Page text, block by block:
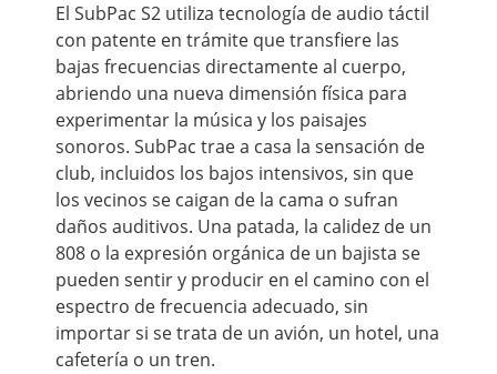
El SubPac S2 utiliza tecnología de audio táctil
con patente en trámite que transfiere las
bajas frecuencias directamente al cuerpo,
abriendo una nueva dimensión física para
experimentar la música y los paisajes
sonoros. SubPac trae a casa la sensación de
club, incluidos los bajos intensivos, sin que
los vecinos se caigan de la cama o sufran
daños auditivos. Una patada, la calidez de un
808 o la expresión orgánica de un bajista se
pueden sentir y producir en el camino con el
espectro de frecuencia adecuado, sin
importar si se trata de un avión, un hotel, una
cafetería o un tren.